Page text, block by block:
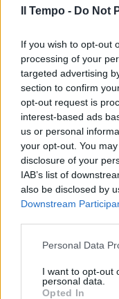
Il Tempo - Do Not
If you wish to opt-out
processing of your
targeted advertising
section to confirm
opt-out request is
interest-based ads
us or personal
your opt-out. You
disclosure of your
IAB’s list of
also be disclosed by
Downstream
Personal Data
I want to opt-out
personal data.
Opted In
Il
pensava di
Nerone
ed incendiario
23/05/2004
NEL quartier
giallorosso si
lavorare per
dei giorni
ULTIMA